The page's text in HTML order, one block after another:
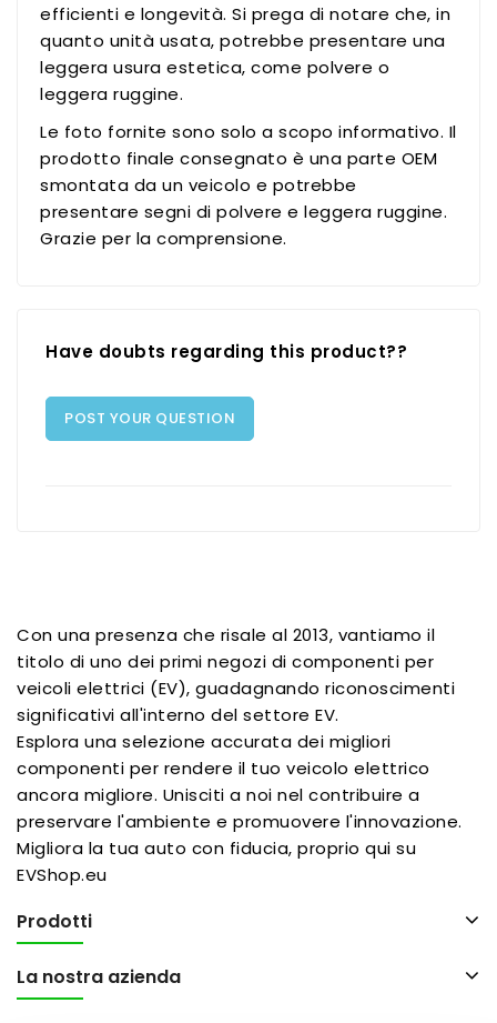
efficienti e longevità. Si prega di notare che, in
quanto unità usata, potrebbe presentare una
leggera usura estetica, come polvere o
leggera ruggine.
Le foto fornite sono solo a scopo informativo. Il
prodotto finale consegnato è una parte OEM
smontata da un veicolo e potrebbe
presentare segni di polvere e leggera ruggine.
Grazie per la comprensione.
Have doubts regarding this product??
POST YOUR QUESTION
Con una presenza che risale al 2013, vantiamo il
titolo di uno dei primi negozi di componenti per
veicoli elettrici (EV), guadagnando riconoscimenti
significativi all'interno del settore EV.
Esplora una selezione accurata dei migliori
componenti per rendere il tuo veicolo elettrico
ancora migliore. Unisciti a noi nel contribuire a
preservare l'ambiente e promuovere l'innovazione.
Migliora la tua auto con fiducia, proprio qui su
EVShop.eu
Prodotti
La nostra azienda